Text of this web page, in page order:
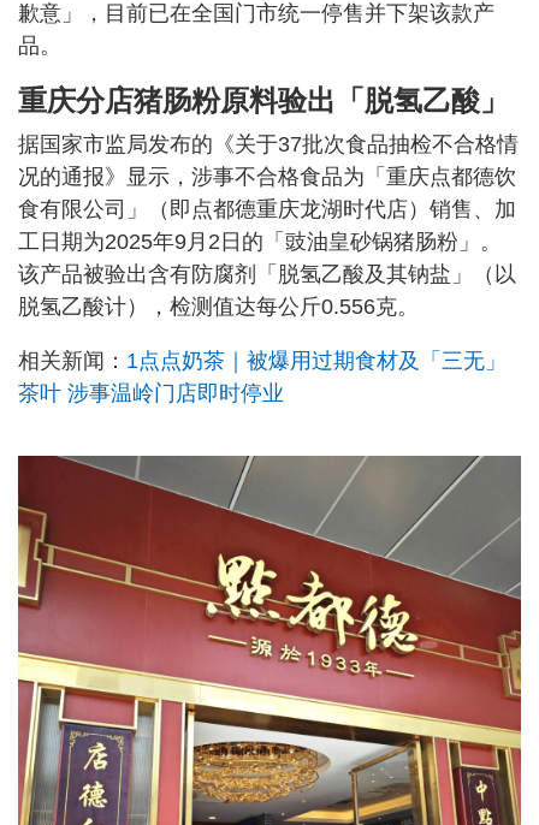
歉意」，目前已在全国门市统一停售并下架该款产
品。
重庆分店猪肠粉原料验出「脱氢乙酸」
据国家市监局发布的《关于37批次食品抽检不合格情
况的通报》显示，涉事不合格食品为「重庆点都德饮
食有限公司」（即点都德重庆龙湖时代店）销售、加
工日期为2025年9月2日的「豉油皇砂锅猪肠粉」。
该产品被验出含有防腐剂「脱氢乙酸及其钠盐」（以
脱氢乙酸计），检测值达每公斤0.556克。
相关新闻： 1点点奶茶｜被爆用过期食材及「三无」
茶叶 涉事温岭门店即时停业